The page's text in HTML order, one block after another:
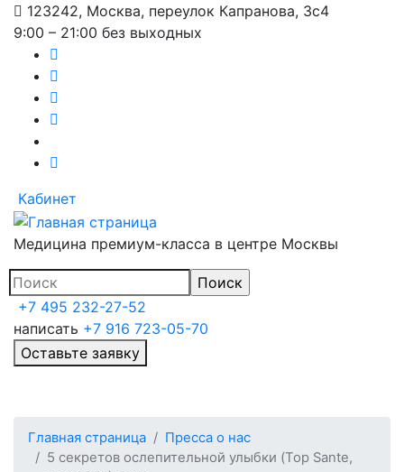
Перейти
123242, Москва, переулок Капранова, 3с4
9:00 – 21:00 без выходных
Кабинет
Медицина премиум-класса в центре Москвы
+7 495 232-27-52
написать +7 916 723-05-70
Оставьте заявку
Главная страница
Пресса о нас
5 секретов ослепительной улыбки (Top Sante,